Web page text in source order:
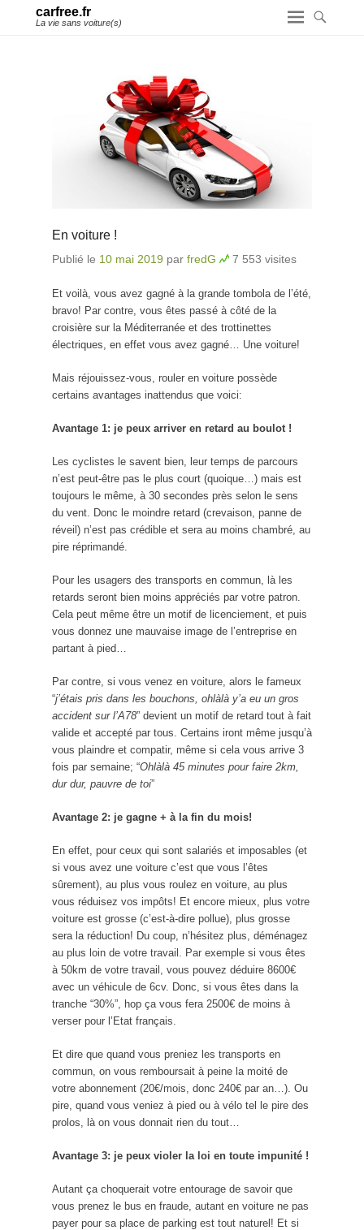
carfree.fr
La vie sans voiture(s)
En voiture !
Publié le 10 mai 2019 par fredG 7 553 visites
Et voilà, vous avez gagné à la grande tombola de l’été,
bravo! Par contre, vous êtes passé à côté de la
croisière sur la Méditerranée et des trottinettes
électriques, en effet vous avez gagné… Une voiture!
Mais réjouissez-vous, rouler en voiture possède
certains avantages inattendus que voici:
Avantage 1: je peux arriver en retard au boulot !
Les cyclistes le savent bien, leur temps de parcours
n’est peut-être pas le plus court (quoique…) mais est
toujours le même, à 30 secondes près selon le sens
du vent. Donc le moindre retard (crevaison, panne de
réveil) n’est pas crédible et sera au moins chambré, au
pire réprimandé.
Pour les usagers des transports en commun, là les
retards seront bien moins appréciés par votre patron.
Cela peut même être un motif de licenciement, et puis
vous donnez une mauvaise image de l’entreprise en
partant à pied…
Par contre, si vous venez en voiture, alors le fameux
“j’étais pris dans les bouchons, ohlàlà y’a eu un gros
accident sur l’A78” devient un motif de retard tout à fait
valide et accepté par tous. Certains iront même jusqu’à
vous plaindre et compatir, même si cela vous arrive 3
fois par semaine; “Ohlàlà 45 minutes pour faire 2km,
dur dur, pauvre de toi”
Avantage 2: je gagne + à la fin du mois!
En effet, pour ceux qui sont salariés et imposables (et
si vous avez une voiture c’est que vous l’êtes
sûrement), au plus vous roulez en voiture, au plus
vous réduisez vos impôts! Et encore mieux, plus votre
voiture est grosse (c’est-à-dire pollue), plus grosse
sera la réduction! Du coup, n’hésitez plus, déménagez
au plus loin de votre travail. Par exemple si vous êtes
à 50km de votre travail, vous pouvez déduire 8600€
avec un véhicule de 6cv. Donc, si vous êtes dans la
tranche “30%”, hop ça vous fera 2500€ de moins à
verser pour l’Etat français.
Et dire que quand vous preniez les transports en
commun, on vous remboursait à peine la moité de
votre abonnement (20€/mois, donc 240€ par an…). Ou
pire, quand vous veniez à pied ou à vélo tel le pire des
prolos, là on vous donnait rien du tout…
Avantage 3: je peux violer la loi en toute impunité !
Autant ça choquerait votre entourage de savoir que
vous prenez le bus en fraude, autant en voiture ne pas
payer pour sa place de parking est tout naturel! Et si